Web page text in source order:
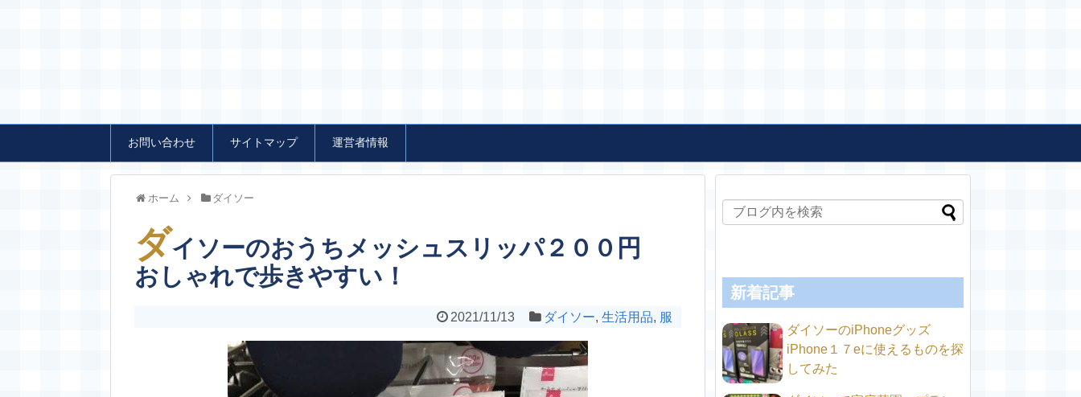
お問い合わせ サイトマップ 運営者情報
ホーム ダイソー
ダイソーのおうちメッシュスリッパ２００円
おしゃれで歩きやすい！
2021/11/13 ダイソー, 生活用品, 服
新着記事
ダイソーのiPhoneグッズ
iPhone１７eに使えるものを探
してみた